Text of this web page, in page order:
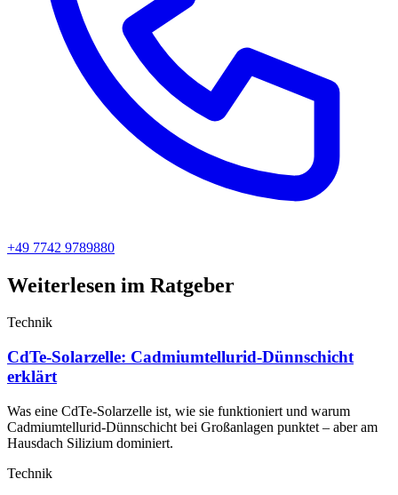
+49 7742 9789880
Weiterlesen im Ratgeber
Technik
CdTe-Solarzelle: Cadmiumtellurid-Dünnschicht
erklärt
Was eine CdTe-Solarzelle ist, wie sie funktioniert und warum
Cadmiumtellurid-Dünnschicht bei Großanlagen punktet – aber am
Hausdach Silizium dominiert.
Technik